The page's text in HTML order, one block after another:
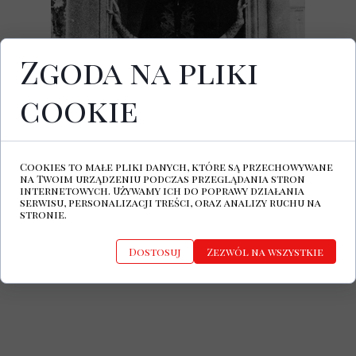
Dziś ukazała się debiutancka EP-ka
tworzącej w Brukseli belgijskiej artystki
Severine Day.
znalazły się cztery utworu.
Zgoda na pliki
cookie
Cookies to małe pliki danych, które są przechowywane
na Twoim urządzeniu podczas przeglądania stron
internetowych. Używamy ich do poprawy działania
serwisu, personalizacji treści, oraz analizy ruchu na
stronie.
Dostosuj Zezwól na wszystkie